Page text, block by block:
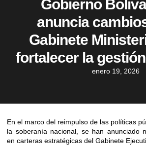
Gobierno
anuncia
Gabinete
fortalecer la
enero 19, 2026
En el marco del reimpulso de las políticas
la soberanía nacional, se han anunciado
en carteras estratégicas del Gabinete